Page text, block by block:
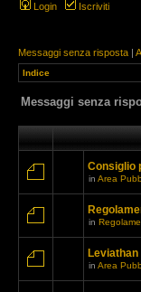
Login Iscriviti
Messaggi senza risposta |
Indice
Messaggi senza
Consiglio
in Area
in
in Area